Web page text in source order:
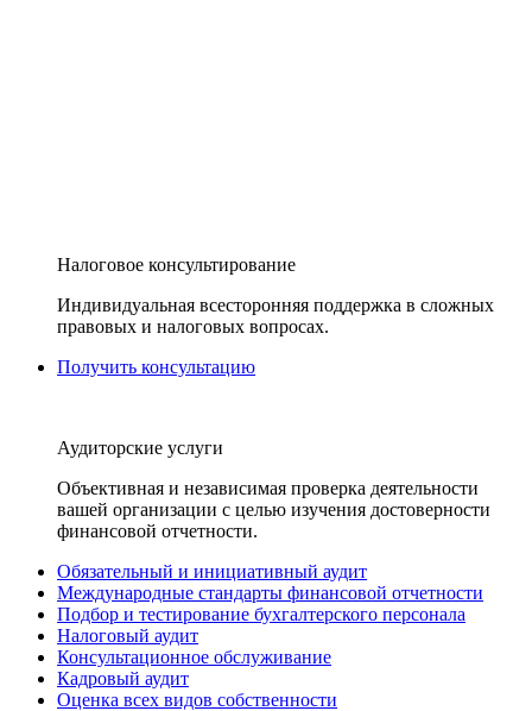
Налоговое консультирование
Индивидуальная всесторонняя поддержка в сложных
правовых и налоговых вопросах.
Получить консультацию
Аудиторские услуги
Объективная и независимая проверка деятельности
вашей организации с целью изучения достоверности
финансовой отчетности.
Обязательный и инициативный аудит
Международные стандарты финансовой отчетности
Подбор и тестирование бухгалтерского персонала
Налоговый аудит
Консультационное обслуживание
Кадровый аудит
Оценка всех видов собственности